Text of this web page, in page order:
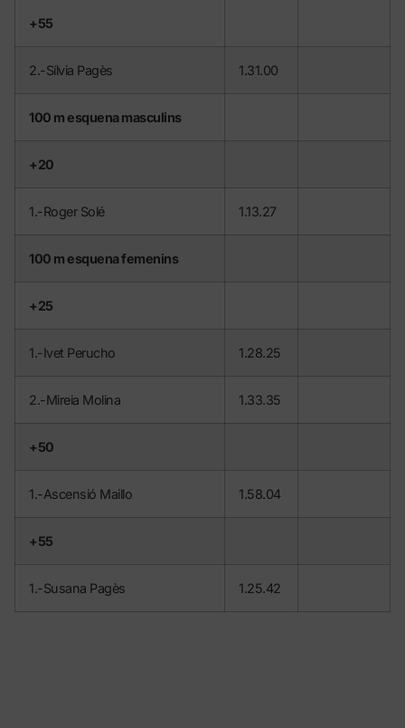
+55
2.-Sílvia Pagès 1.31.00
100 m esquena masculins
+20
1.-Roger Solé 1.13.27
100 m esquena femenins
+25
1.-Ivet Perucho 1.28.25
2.-Mireia Molina 1.33.35
+50
1.-Ascensió Maillo 1.58.04
+55
1.-Susana Pagès 1.25.42